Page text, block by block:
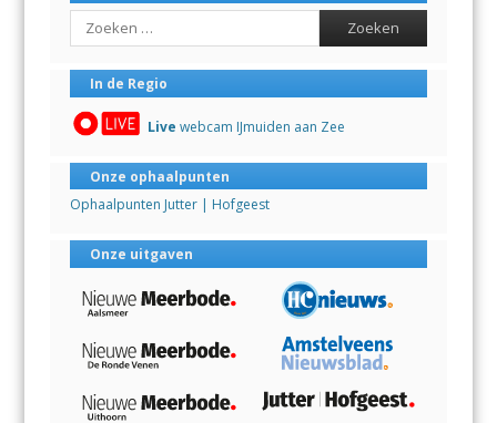
Search
In de Regio
Live webcam IJmuiden aan Zee
Onze ophaalpunten
Ophaalpunten Jutter | Hofgeest
Onze uitgaven